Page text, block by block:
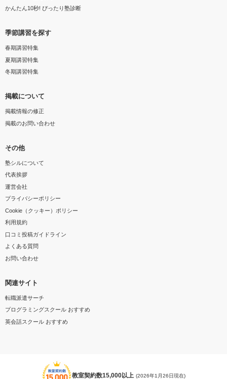
かんたん10秒! ぴったり塾診断
季節講習を探す
春期講習特集
夏期講習特集
冬期講習特集
掲載について
掲載情報の修正
掲載のお問い合わせ
その他
塾シルについて
代表挨拶
運営会社
プライバシーポリシー
Cookie（クッキー）ポリシー
利用規約
口コミ投稿ガイドライン
よくある質問
お問い合わせ
関連サイト
転職派遣サーチ
プログラミングスクール おすすめ
英会話スクール おすすめ
教室契約数15,000以上 (2026年1月26日現在)